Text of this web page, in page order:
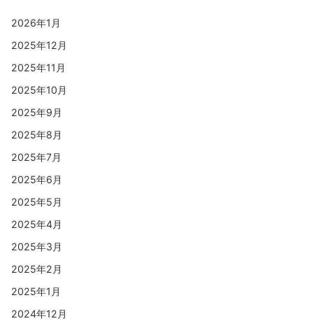
2026年1月
2025年12月
2025年11月
2025年10月
2025年9月
2025年8月
2025年7月
2025年6月
2025年5月
2025年4月
2025年3月
2025年2月
2025年1月
2024年12月